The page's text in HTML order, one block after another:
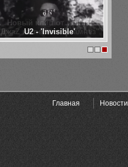
Новый клип от Animal
ДжаZ на песню "Анамнез"
Главная Новости